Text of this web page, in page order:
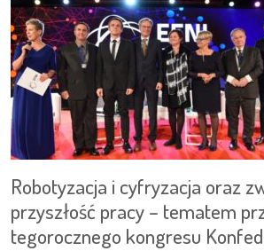
Robotyzacja i cyfryzacja oraz
przyszłość pracy – tematem
tegorocznego kongresu